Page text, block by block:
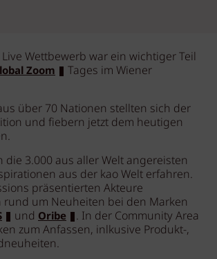
Wettbewerb war ein wichtiger Teil
Zoom
Tages im Wiener
über 70 Nationen stellten sich der
und fiebern jetzt dem heutigen
die 3.000 aus aller Welt angereisten
aus der kao Welt erfahren.
präsentierten Akteure
um Neuheiten bei den Marken
und Oribe
. In der Community Area
zum Anfassen, inlkusive Produkt-,